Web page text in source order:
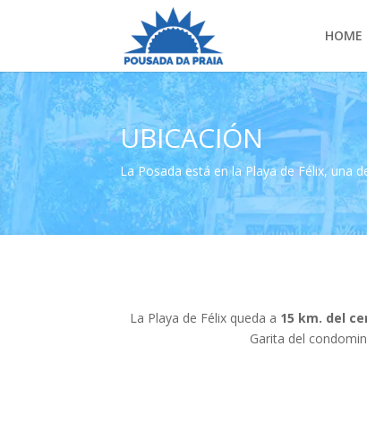
HOME
UBICACIÓN
La Posada está en la Playa de Félix, una
La Playa de Félix queda a 15 km. del
Garita del